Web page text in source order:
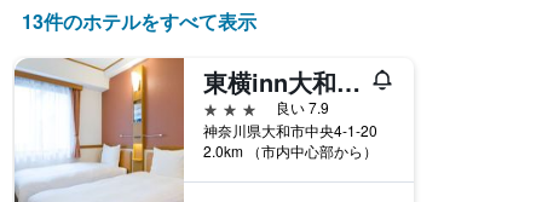
を
表
し
て
す
表
の
13件のホテルをすべて表示
東横inn大和駅前
3つ星
良い 7.9
神奈川県大和市中央4-1-20
2.0km （市内中心部から）